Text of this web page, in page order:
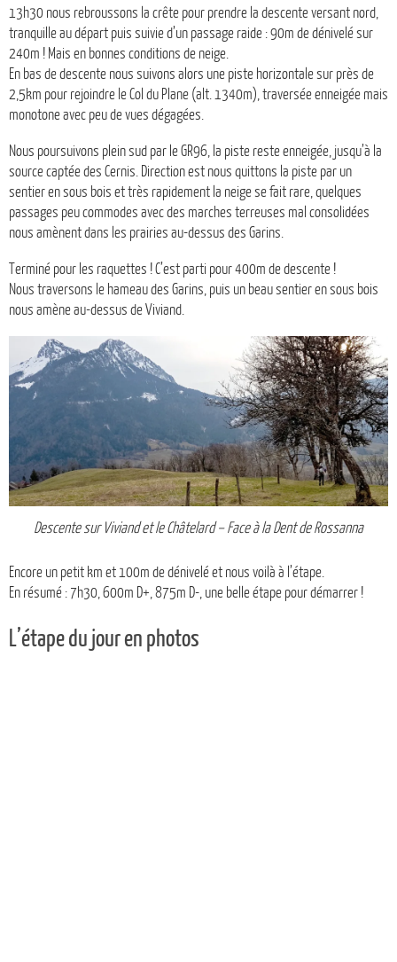
13h30 nous rebroussons la crête pour prendre la descente versant nord,
tranquille au départ puis suivie d’un passage raide : 90m de dénivelé sur
240m ! Mais en bonnes conditions de neige.
En bas de descente nous suivons alors une piste horizontale sur près de
2,5km pour rejoindre le Col du Plane (alt. 1340m), traversée enneigée mais
monotone avec peu de vues dégagées.
Nous poursuivons plein sud par le GR96, la piste reste enneigée, jusqu’à la
source captée des Cernis. Direction est nous quittons la piste par un
sentier en sous bois et très rapidement la neige se fait rare, quelques
passages peu commodes avec des marches terreuses mal consolidées
nous amènent dans les prairies au-dessus des Garins.
Terminé pour les raquettes ! C’est parti pour 400m de descente !
Nous traversons le hameau des Garins, puis un beau sentier en sous bois
nous amène au-dessus de Viviand.
Descente sur Viviand et le Châtelard – Face à la Dent de Rossanna
Encore un petit km et 100m de dénivelé et nous voilà à l’étape.
En résumé : 7h30, 600m D+, 875m D-, une belle étape pour démarrer !
L’étape du jour en photos